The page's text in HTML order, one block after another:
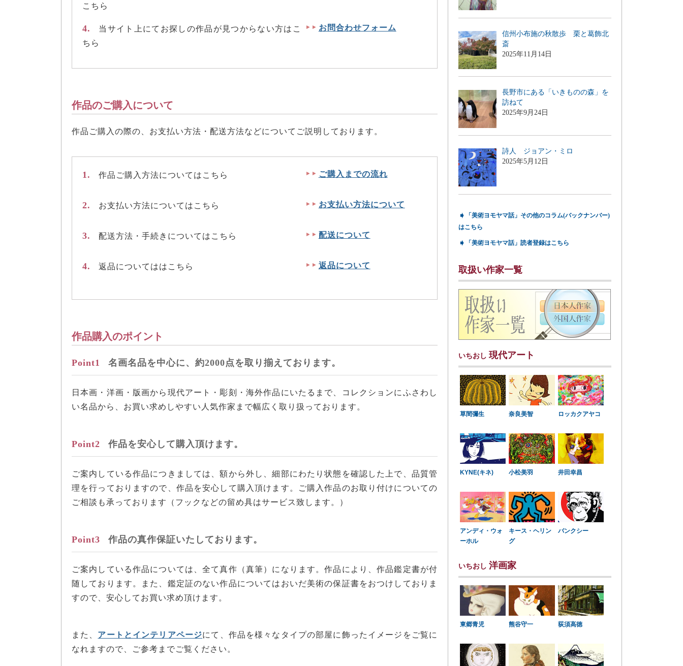
こちら
4.
当サイト上にてお探しの作品が見つからない方はこ
ちら
お問合わせフォーム
作品のご購入について
作品ご購入の際の、お支払い方法・配送方法などについてご説明しております。
1. 作品ご購入方法についてはこちら ご購入までの流れ
2. お支払い方法についてはこちら お支払い方法について
3. 配送方法・手続きについてはこちら 配送について
4. 返品についてははこちら 返品について
作品購入のポイント
Point1 名画名品を中心に、約2000点を取り揃えております。
日本画・洋画・版画から現代アート・彫刻・海外作品にいたるまで、コレクションにふさわし
い名品から、お買い求めしやすい人気作家まで幅広く取り扱っております。
Point2 作品を安心して購入頂けます。
ご案内している作品につきましては、額から外し、細部にわたり状態を確認した上で、品質管
理を行っておりますので、作品を安心して購入頂けます。ご購入作品のお取り付けについての
ご相談も承っております（フックなどの留め具はサービス致します。）
Point3 作品の真作保証いたしております。
ご案内している作品については、全て真作（真筆）になります。作品により、作品鑑定書が付
随しております。また、鑑定証のない作品についてはおいだ美術の保証書をおつけしておりま
すので、安心してお買い求め頂けます。
また、 アートとインテリアページにて、作品を様々なタイプの部屋に飾ったイメージをご覧に
なれますので、ご参考までご覧ください。
信州小布施の秋散歩 栗と葛飾北
斎
2025年11月14日
長野市にある「いきものの森」を
訪ねて
2025年9月24日
詩人 ジョアン・ミロ
2025年5月12日
➧
「美術ヨモヤマ話」その他のコラム(バックナンバー)
はこちら
➧ 「美術ヨモヤマ話」読者登録はこちら
取扱い作家一覧
いちおし 現代アート
草間彌生 奈良美智 ロッカクアヤコ
KYNE(キネ) 小松美羽 井田幸昌
アンディ・ウォ
ーホル
キース・ヘリン
グ
バンクシー
いちおし 洋画家
東郷青児 熊谷守一 荻須高徳